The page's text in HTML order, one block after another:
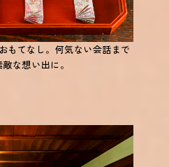
もてなし。何気ない会話まで
な想い出に。